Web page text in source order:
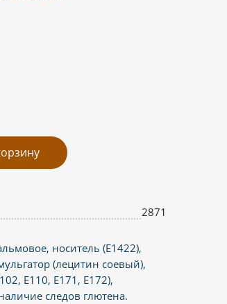
2871
носитель (Е1422),
(лецитин соевый),
Е110, Е171, Е172),
следов глютена.